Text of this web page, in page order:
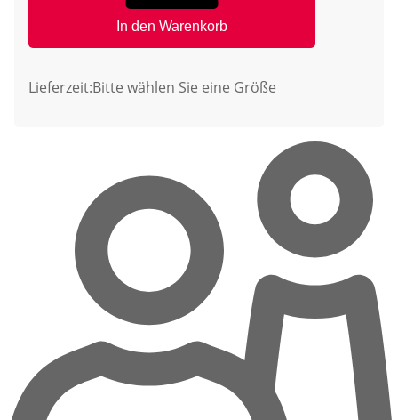
In den Warenkorb
Lieferzeit:Bitte wählen Sie eine Größe